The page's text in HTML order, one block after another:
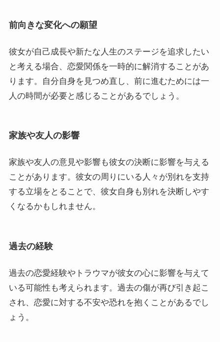
前向きな変化への願望
彼女が自己成長や新たな人生のステージを追求したい
と考える場合、恋愛関係を一時的に解消することがあ
ります。自分自身を見つめ直し、前に進むためには一
人の時間が必要と感じることがあるでしょう。
家族や友人の影響
家族や友人の意見や影響も彼女の決断に影響を与える
ことがあります。彼女の周りにいる人々が別れを支持
する立場をとることで、彼女自身も別れを決断しやす
くなるかもしれません。
過去の経験
過去の恋愛経験やトラウマが彼女の心に影響を与えて
いる可能性も考えられます。過去の傷が再び引き起こ
され、恋愛に対する不安や恐れを抱くことがあるでし
ょう。